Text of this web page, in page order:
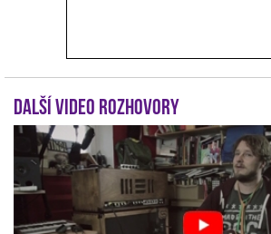
Další video rozhovory